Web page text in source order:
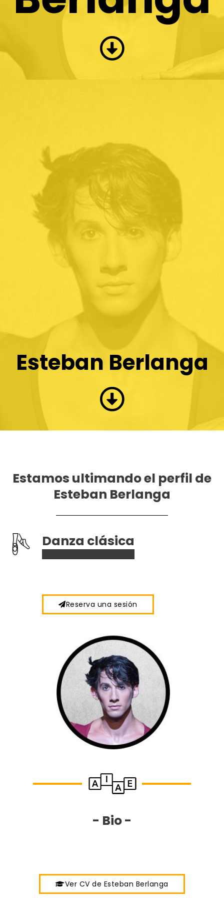
Esteban Berlanga
Estamos ultimando el perfil de
Esteban Berlanga
Danza clásica
Reserva una sesión
- Bio -
Ver CV de Esteban Berlanga